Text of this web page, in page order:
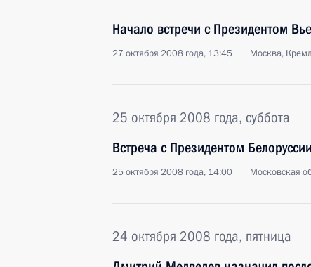
Начало встречи с Президентом
27 октября 2008 года, 13:45 Москва,
25 октября 2008 года, суббота
Встреча с Президентом
25 октября 2008 года, 14:00 Московская
24 октября 2008 года, пятница